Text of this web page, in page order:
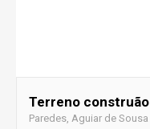
Terreno construão
Paredes, Aguiar de Sousa